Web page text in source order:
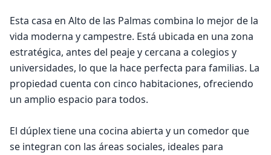
Esta casa en Alto de las Palmas combina lo mejor de la
vida moderna y campestre. Está ubicada en una zona
estratégica, antes del peaje y cercana a colegios y
universidades, lo que la hace perfecta para familias. La
propiedad cuenta con cinco habitaciones, ofreciendo
un amplio espacio para todos.
El dúplex tiene una cocina abierta y un comedor que
se integran con las áreas sociales, ideales para